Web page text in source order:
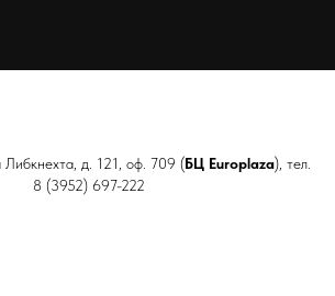
Либкнехта, д. 121, оф. 709 (БЦ Europlaza), тел.
8 (3952) 697-222